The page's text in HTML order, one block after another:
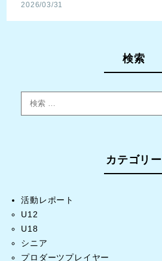
2026/03/31
検索
カテゴリー
活動レポート
U12
U18
シニア
プロダーツプレイヤー